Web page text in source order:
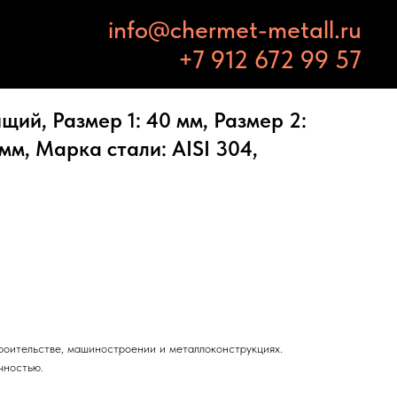
info@chermet-metall.ru
+7 912 672 99 57
Размер 1: 40 мм, Размер 2:
Марка стали: AISI 304,
машиностроении и металлоконструкциях.